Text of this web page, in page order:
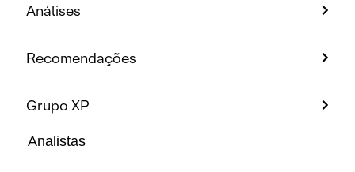
Análises
Recomendações
Grupo XP
Analistas